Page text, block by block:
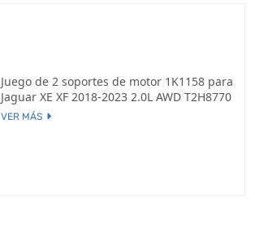
Juego de 2 soportes de motor 1K1158 para
Jaguar XE XF 2018-2023 2.0L AWD T2H8770
VER MÁS